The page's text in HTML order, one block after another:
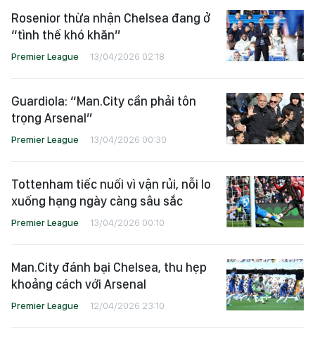
Rosenior thừa nhận Chelsea đang ở
“tình thế khó khăn”
Premier League 13/04/2026 02:18
Guardiola: “Man.City cần phải tôn
trọng Arsenal”
Premier League 13/04/2026 00:30
Tottenham tiếc nuối vì vận rủi, nỗi lo
xuống hạng ngày càng sâu sắc
Premier League 13/04/2026 00:10
Man.City đánh bại Chelsea, thu hẹp
khoảng cách với Arsenal
Premier League 12/04/2026 23:10